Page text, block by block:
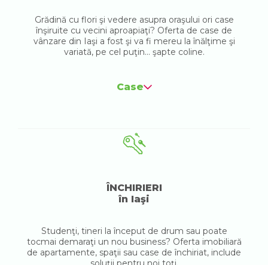
Grădină cu flori şi vedere asupra oraşului ori case
înşiruite cu vecini aproapiaţi? Oferta de case de
vânzare din Iaşi a fost şi va fi mereu la înălţime şi
variată, pe cel puţin... şapte coline.
Case
ÎNCHIRIERI
în Iaşi
Studenţi, tineri la început de drum sau poate
tocmai demaraţi un nou business? Oferta imobiliară
de apartamente, spaţii sau case de închiriat, include